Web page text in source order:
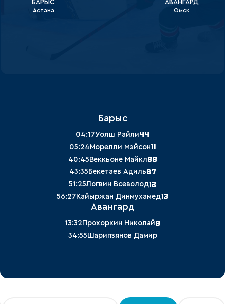
БАРЫС
Астана
АВАНГАРД
Омск
Барыс
04:17Уолш Райли44
05:24Морелли Мэйсон11
40:45Веккьоне Майкл88
43:35 Бекетаев Адиль87
51:25Логвин Всеволод12
56:27 Кайыржан Динмухамед13
Авангард
13:32 Прохоркин Николай9
34:55Шарипзянов Дамир